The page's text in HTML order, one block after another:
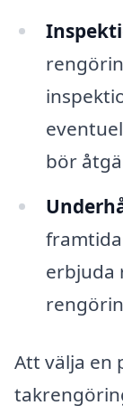
bör
erbjuda
Att välja en